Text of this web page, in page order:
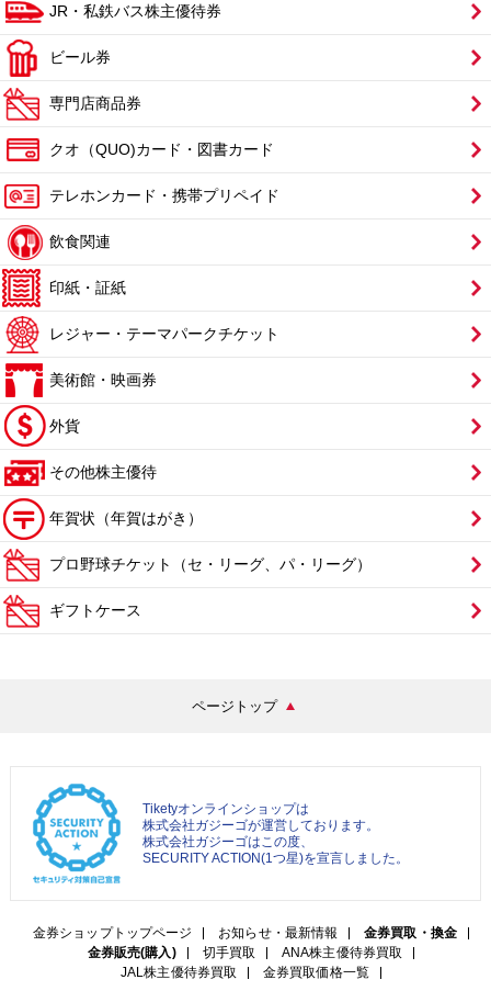
JR・私鉄バス株主優待券
ビール券
専門店商品券
クオ（QUO)カード・図書カード
テレホンカード・携帯プリペイド
飲食関連
印紙・証紙
レジャー・テーマパークチケット
美術館・映画券
外貨
その他株主優待
年賀状（年賀はがき）
プロ野球チケット（セ・リーグ、パ・リーグ）
ギフトケース
ページトップ
Tiketyオンラインショップは
株式会社ガジーゴが運営しております。
株式会社ガジーゴはこの度、
SECURITY ACTION(1つ星)を宣言しました。
金券ショップトップページ お知らせ・最新情報
金券買取・換金
金券販売(購入)
切手買取
ANA株主優待券買取
JAL株主優待券買取
金券買取価格一覧